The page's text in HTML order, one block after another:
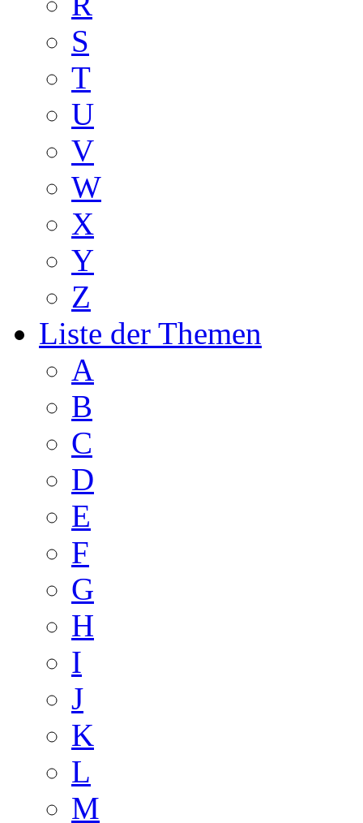
S
T
U
V
W
X
Y
Z
Liste der Themen
A
B
C
D
E
F
G
H
I
J
K
L
M